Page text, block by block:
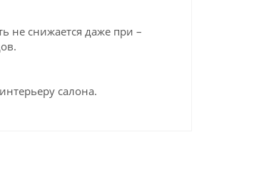
не снижается даже при –
салона.